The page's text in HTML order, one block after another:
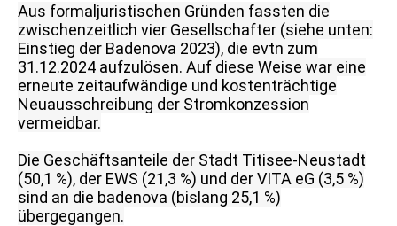
Aus formaljuristischen Gründen fassten die
zwischenzeitlich vier Gesellschafter (siehe unten:
Einstieg der Badenova 2023), die evtn zum
31.12.2024 aufzulösen. Auf diese Weise war eine
erneute zeitaufwändige und kostenträchtige
Neuausschreibung der Stromkonzession
vermeidbar.
Die Geschäftsanteile der Stadt Titisee-Neustadt
(50,1 %), der EWS (21,3 %) und der VITA eG (3,5 %)
sind an die badenova (bislang 25,1 %)
übergegangen.